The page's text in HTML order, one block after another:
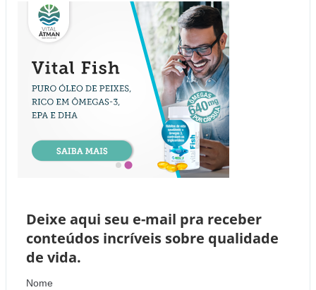
Deixe aqui seu e-mail pra receber
conteúdos incríveis sobre qualidade
de vida.
Nome